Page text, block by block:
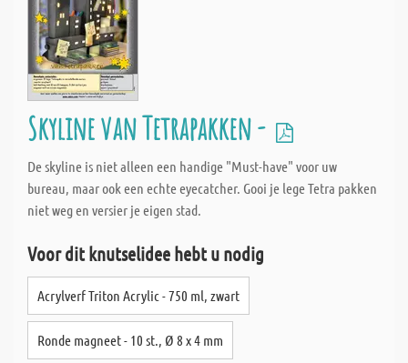
Skyline van Tetrapakken -
De skyline is niet alleen een handige "Must-have" voor uw
bureau, maar ook een echte eyecatcher. Gooi je lege Tetra pakken
niet weg en versier je eigen stad.
Voor dit knutselidee hebt u nodig
Acrylverf Triton Acrylic - 750 ml, zwart
Ronde magneet - 10 st., Ø 8 x 4 mm